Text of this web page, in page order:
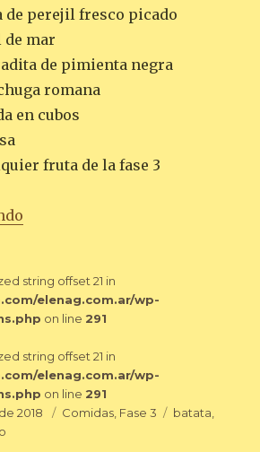
de perejil fresco picado
de mar
de pimienta negra
romana
en cubos
fruta de la fase 3
string offset 21 in
elenag.com.ar/wp-
on line 291
string offset 21 in
elenag.com.ar/wp-
on line 291
2018 Categorías
Comidas, Fase 3 Etiquetas
batata,